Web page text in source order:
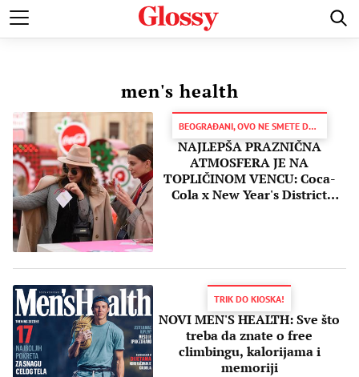
POZNATI MODA I LEPOTA ZDRAVI I SREĆNI LJUBAV
men's health
BEOGRAĐANI, OVO NE SMETE DA PROPUSTITE
NAJLEPŠA PRAZNIČNA
ATMOSFERA JE NA
TOPLIČINOM VENCU: Coca-
Cola x New Year's District
TRIK DO KIOSKA!
NOVI MEN'S HEALTH: Sve što
treba da znate o free
climbingu, kalorijama i
memoriji